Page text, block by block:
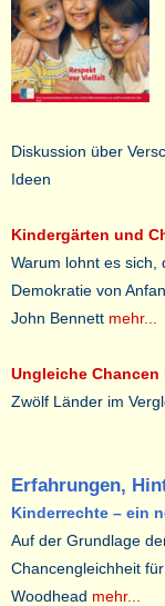
Diskussion über
Ideen
Kindergärten und
Warum lohnt es sich,
Demokratie von
John Bennett mehr...
Ungleiche Chancen
Zwölf Länder im
Erfahrungen,
Kinderrechte – ein
Auf der Grundlage
Chancengleichheit
Woodhead mehr...